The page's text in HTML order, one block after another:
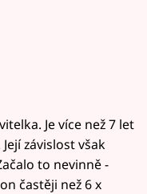
Je více než 7 let
závislost však
to nevinně -
častěji než 6 x